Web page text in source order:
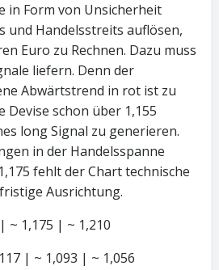
in Form von Unsicherheit
und Handelsstreits auflösen,
Euro zu Rechnen. Dazu muss
liefern. Denn der
Abwärtstrend in rot ist zu
Devise schon über 1,155
long Signal zu generieren.
in der Handelsspanne
fehlt der Chart technische
Ausrichtung.
~ 1,175 | ~ 1,210
| ~ 1,093 | ~ 1,056